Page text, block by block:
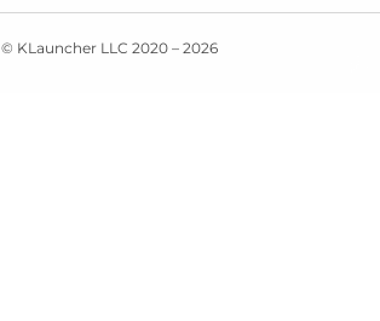
© KLauncher LLC 2020 – 2026